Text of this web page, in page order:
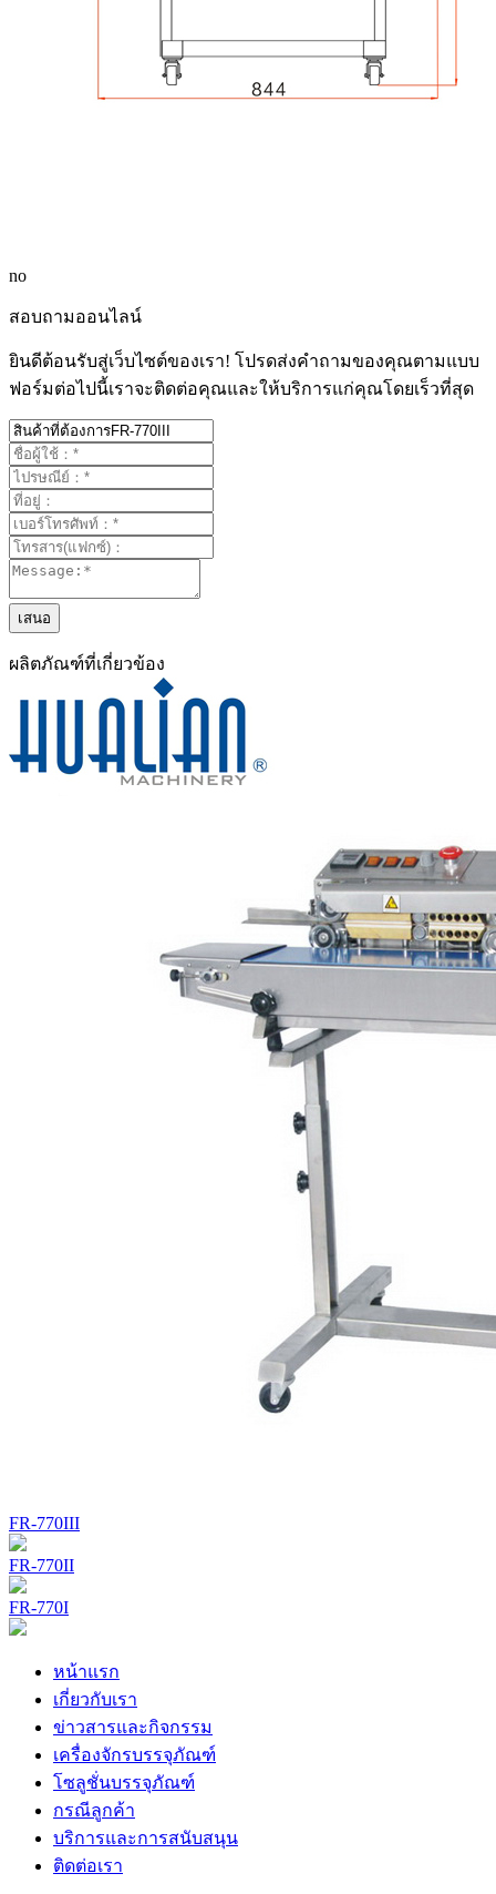
no
สอบถามออนไลน์
ยินดีต้อนรับสู่เว็บไซต์ของเรา! โปรดส่งคำถามของคุณตามแบบ
ฟอร์มต่อไปนี้เราจะติดต่อคุณและให้บริการแก่คุณโดยเร็วที่สุด
ผลิตภัณฑ์ที่เกี่ยวข้อง
FR-770III
FR-770II
FR-770I
หน้าแรก
เกี่ยวกับเรา
ข่าวสารและกิจกรรม
เครื่องจักรบรรจุภัณฑ์
โซลูชั่นบรรจุภัณฑ์
กรณีลูกค้า
บริการและการสนับสนุน
ติดต่อเรา